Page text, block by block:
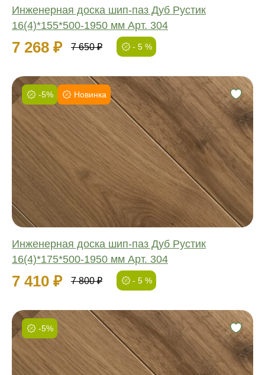
Инженерная доска шип-паз Дуб Рустик
16(4)*155*500-1950 мм Арт. 304
7 268 ₽ 7 650 ₽ - 5 %
-5% Новинка
Инженерная доска шип-паз Дуб Рустик
16(4)*175*500-1950 мм Арт. 304
7 410 ₽ 7 800 ₽ - 5 %
Фаска:
Соединение:
Обработка:
Длина:
Ширина:
Толщина:
-5%
Фаска:
Соединение:
Обработка: